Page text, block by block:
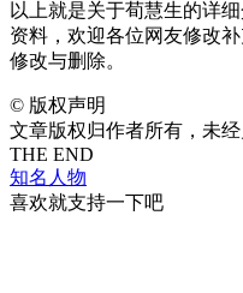
以上就是关于荀慧生的详
资料，欢迎各位网友修改
修改与删除。
© 版权声明
文章版权归作者所有，未经
THE END
知名人物
喜欢就支持一下吧